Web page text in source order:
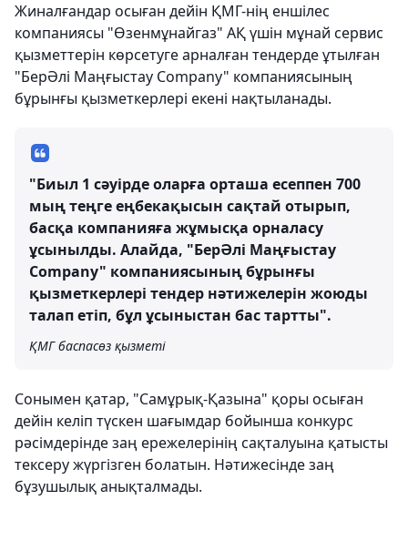
Жиналғандар осыған дейін ҚМГ-нің еншілес
компаниясы "Өзенмұнайгаз" АҚ үшін мұнай сервис
қызметтерін көрсетуге арналған тендерде ұтылған
"БерӘлі Маңғыстау Company" компаниясының
бұрынғы қызметкерлері екені нақтыланады.
"Биыл 1 сәуірде оларға орташа есеппен 700
мың теңге еңбекақысын сақтай отырып,
басқа компанияға жұмысқа орналасу
ұсынылды. Алайда, "БерӘлі Маңғыстау
Company" компаниясының бұрынғы
қызметкерлері тендер нәтижелерін жоюды
талап етіп, бұл ұсыныстан бас тартты".
ҚМГ баспасөз қызметі
Сонымен қатар, "Самұрық-Қазына" қоры осыған
дейін келіп түскен шағымдар бойынша конкурс
рәсімдерінде заң ережелерінің сақталуына қатысты
тексеру жүргізген болатын. Нәтижесінде заң
бұзушылық анықталмады.